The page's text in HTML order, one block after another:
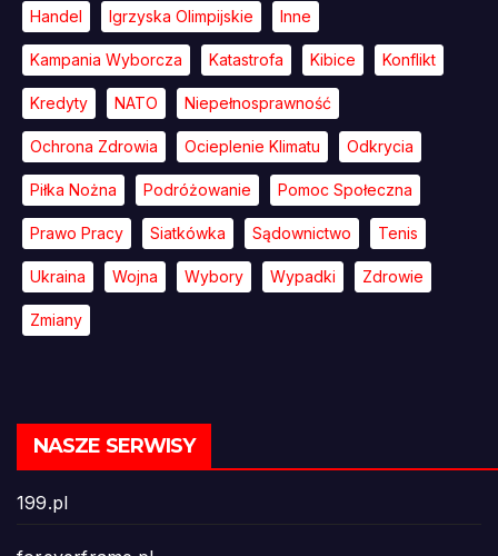
Handel Igrzyska Olimpijskie Inne
Kampania Wyborcza Katastrofa Kibice Konflikt
Kredyty NATO Niepełnosprawność
Ochrona Zdrowia Ocieplenie Klimatu Odkrycia
Piłka Nożna Podróżowanie Pomoc Społeczna
Prawo Pracy Siatkówka Sądownictwo Tenis
Ukraina Wojna Wybory Wypadki Zdrowie
Zmiany
NASZE SERWISY
199.pl